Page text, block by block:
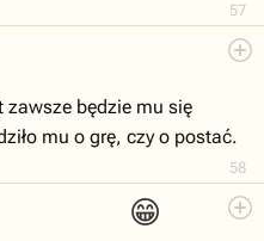
57
58
zawsze będzie mu się
mu o grę, czy o postać.
😁